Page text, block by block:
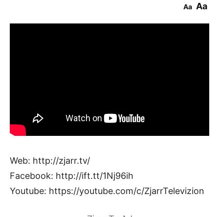
Aa Aa
Web: http://zjarr.tv/
Facebook: http://ift.tt/1Nj96ih
Youtube: https://youtube.com/c/ZjarrTelevizion